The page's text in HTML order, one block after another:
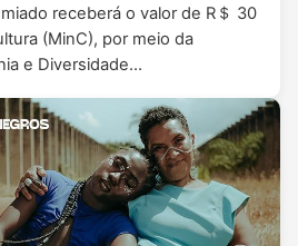
receberá o valor de R＄ 30
(MinC), por meio da
e Diversidade…